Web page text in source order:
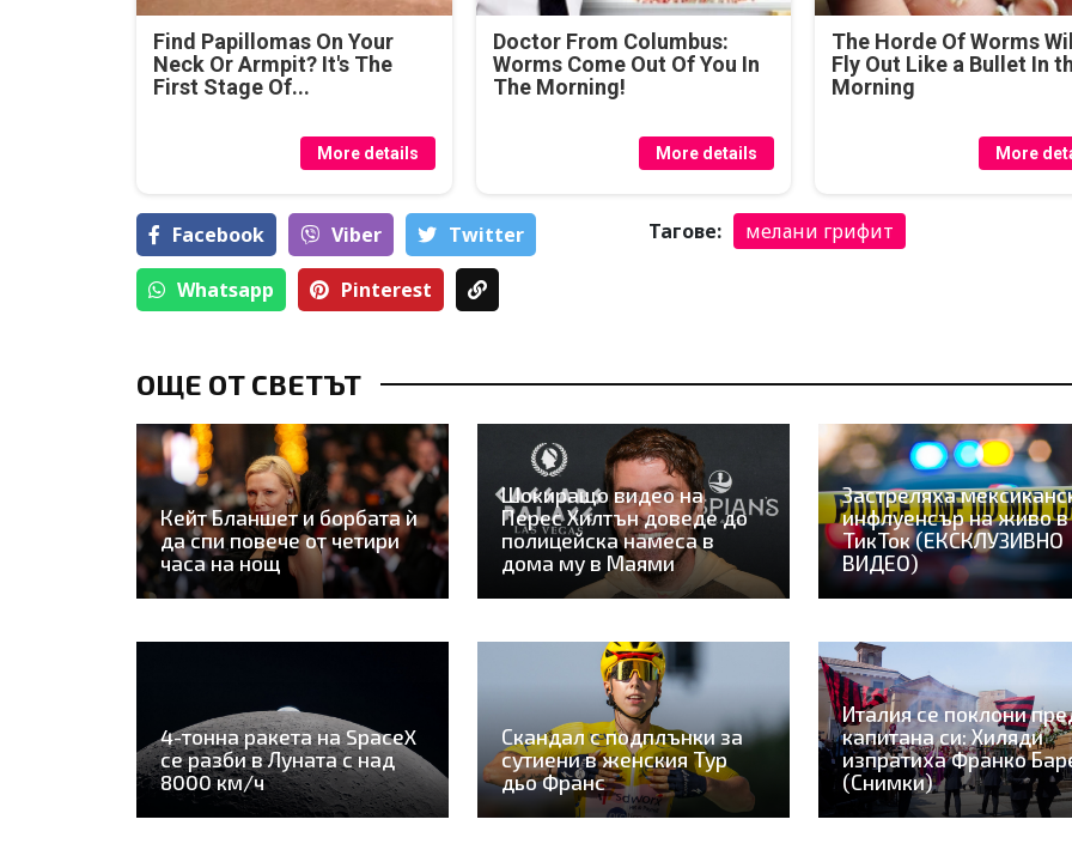
Find Papillomas On Your
Neck Or Armpit? It's The
First Stage Of...
More details
Doctor From Columbus:
Worms Come Out Of You In
The Morning!
More details
The Horde Of Worms
Fly Out Like a Bullet In
Morning
More
Facebook Viber Тwitter
Whatsapp Pinterest
Тагове: мелани грифит
ОЩЕ ОТ СВЕТЪТ
Кейт Бланшет и борбата ѝ
да спи повече от четири
часа на нощ
Шокиращо видео на
Перес Хилтън доведе до
полицейска намеса в
дома му в Маями
Застреляха
инфлуенсър на живо в
ТикТок (ЕКСКЛУЗИВНО
ВИДЕО)
4-тонна ракета на SpaceX
се разби в Луната с над
8000 км/ч
Скандал с подплънки за
сутиени в женския Тур
дьо Франс
Италия се поклони
капитана си: Хиляди
изпратиха Франко
(Снимки)